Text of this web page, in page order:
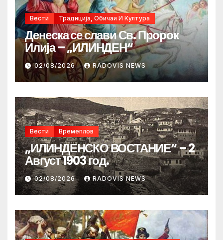
Вести Традиција, Обичаи И Култура
Денеска се слави Св. Пророк
Илија – „ИЛИНДЕН“
02/08/2026 RADOVIS NEWS
Вести Времеплов
„ИЛИНДЕНСКО ВОСТАНИЕ“ – 2
Август 1903 год.
02/08/2026 RADOVIS NEWS